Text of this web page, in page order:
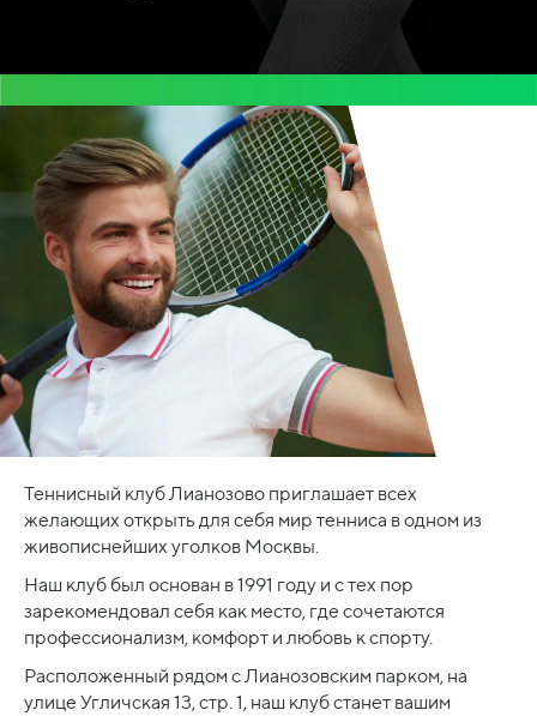
Теннисный клуб Лианозово приглашает всех
желающих открыть для себя мир тенниса в одном из
живописнейших уголков Москвы.
Наш клуб был основан в 1991 году и с тех пор
зарекомендовал себя как место, где сочетаются
профессионализм, комфорт и любовь к спорту.
Расположенный рядом с Лианозовским парком, на
улице Угличская 13, стр. 1, наш клуб станет вашим